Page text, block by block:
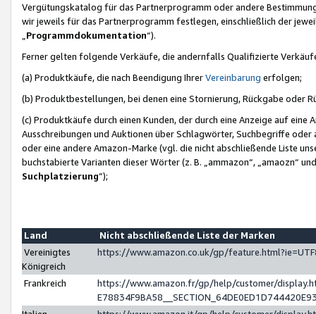
Vergütungskatalog für das Partnerprogramm oder andere
wir jeweils für das Partnerprogramm festlegen, einschließlich der
Programmdokumentation“).
Ferner gelten folgende Verkäufe, die andernfalls Qualifizierte
(a) Produktkäufe, die nach Beendigung IhrerVereinbarung erfolgen;
(b) Produktbestellungen, bei denen eine Stornierung, Rückgabe oder
(c) Produktkäufe durch einen Kunden, der durch eine Anzeige auf
Ausschreibungen und Auktionen über Schlagwörter, Suchbegriffe
oder eine andere Amazon-Marke (vgl. die nicht abschließende Liste
buchstabierte Varianten dieser Wörter (z. B. „ammazon“, „amaozn“
Suchplatzierung”);
Land
Nicht abschließende Liste der Marken
Vereinigtes
Königreich
https://www.amazon.co.uk/gp/
Frankreich
https://www.amazon.fr/gp/help/customer/